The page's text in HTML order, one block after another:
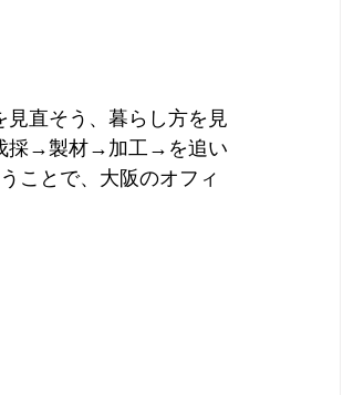
直そう、暮らし方を見
採→製材→加工→を追い
ことで、大阪のオフィ